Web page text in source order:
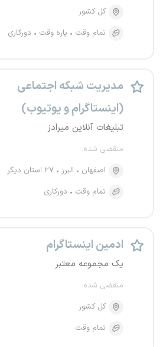
کل کشور
تمام وقت
پاره وقت دورکاری
مدیریت شبکه اجتماعی
(اینستاگرام و یوتیوب)
تبلیغات آنلاین میراَدز
منقضی شده
اصفهان
البرز
۲۷ استان دیگر
تمام وقت
دورکاری
ادمین اینستاگرام
یک مجموعه معتبر
منقضی شده
کل کشور
تمام وقت